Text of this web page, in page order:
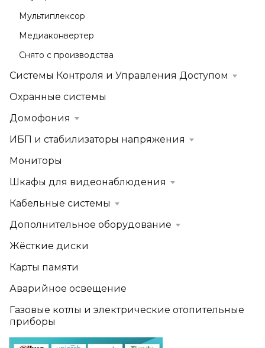
Мультиплексор
Медиаконвертер
Снято с производства
Системы Контроля и Управления Доступом
Охранные системы
Домофония
ИБП и стабилизаторы напряжения
Мониторы
Шкафы для видеонаблюдения
Кабельные системы
Дополнительное оборудование
Жёсткие диски
Карты памяти
Аварийное освещение
Газовые котлы и электрические отопительные
приборы